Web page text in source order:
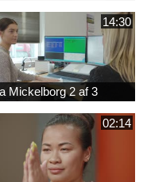
14:30
Mickelborg 2 af 3
02:14